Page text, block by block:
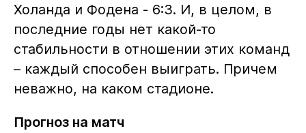
Холанда и Фодена - 6:3. И, в целом, в
последние годы нет какой-то
стабильности в отношении этих команд
– каждый способен выиграть. Причем
неважно, на каком стадионе.
Прогноз на матч